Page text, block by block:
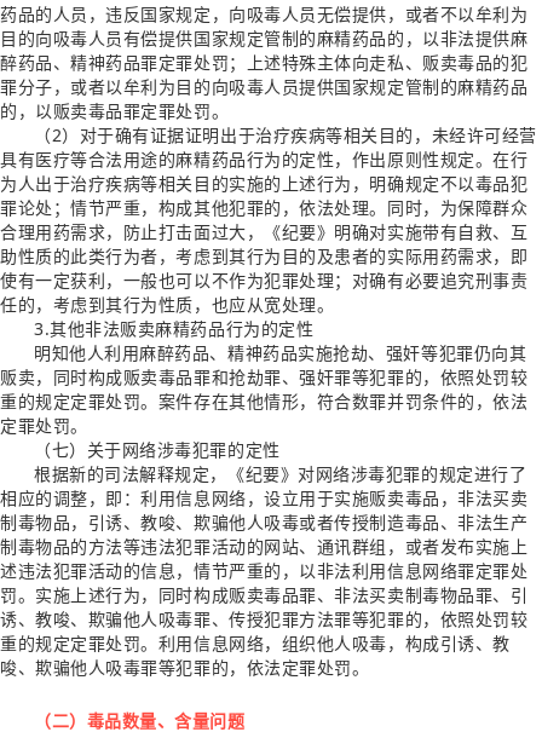
药品的人员，违反国家规定，向吸毒人员无偿提供，或者不以牟利为
目的向吸毒人员有偿提供国家规定管制的麻精药品的，以非法提供麻
醉药品、精神药品罪定罪处罚；上述特殊主体向走私、贩卖毒品的犯
罪分子，或者以牟利为目的向吸毒人员提供国家规定管制的麻精药品
的，以贩卖毒品罪定罪处罚。
（2）对于确有证据证明出于治疗疾病等相关目的，未经许可经营
具有医疗等合法用途的麻精药品行为的定性，作出原则性规定。在行
为人出于治疗疾病等相关目的实施的上述行为，明确规定不以毒品犯
罪论处；情节严重，构成其他犯罪的，依法处理。同时，为保障群众
合理用药需求，防止打击面过大，《纪要》明确对实施带有自救、互
助性质的此类行为者，考虑到其行为目的及患者的实际用药需求，即
使有一定获利，一般也可以不作为犯罪处理；对确有必要追究刑事责
任的，考虑到其行为性质，也应从宽处理。
3.其他非法贩卖麻精药品行为的定性
明知他人利用麻醉药品、精神药品实施抢劫、强奸等犯罪仍向其
贩卖，同时构成贩卖毒品罪和抢劫罪、强奸罪等犯罪的，依照处罚较
重的规定定罪处罚。案件存在其他情形，符合数罪并罚条件的，依法
定罪处罚。
（七）关于网络涉毒犯罪的定性
根据新的司法解释规定，《纪要》对网络涉毒犯罪的规定进行了
相应的调整，即：利用信息网络，设立用于实施贩卖毒品，非法买卖
制毒物品，引诱、教唆、欺骗他人吸毒或者传授制造毒品、非法生产
制毒物品的方法等违法犯罪活动的网站、通讯群组，或者发布实施上
述违法犯罪活动的信息，情节严重的，以非法利用信息网络罪定罪处
罚。实施上述行为，同时构成贩卖毒品罪、非法买卖制毒物品罪、引
诱、教唆、欺骗他人吸毒罪、传授犯罪方法罪等犯罪的，依照处罚较
重的规定定罪处罚。利用信息网络，组织他人吸毒，构成引诱、教
唆、欺骗他人吸毒罪等犯罪的，依法定罪处罚。
（二）毒品数量、含量问题